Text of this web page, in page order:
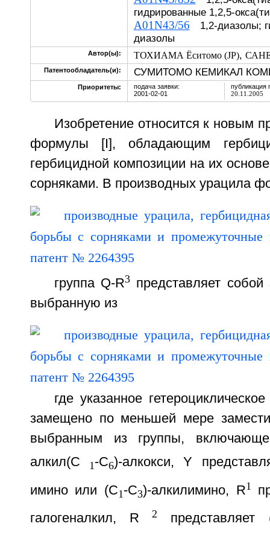
гидрированные 1,2,5-
A01N43/56 1,2-диазолы;
диазолы
Автор(ы): ТОХИАМА Ёситомо (JP),
Патентообладатель(и): СУМИТОМО КЕМИКАЛ
Приоритеты:
подача заявки:
2001-02-01
публикация
20.11.2005
Изобретение относится к новым
формулы [I], обладающим
гербицидной композиции на их
сорняками. В производных урацила
группа Q-R3представляет собой
выбранную из
где указанное
замещено по меньшей мере
выбранным из группы,
алкил(С 1-С6)-алкокси, Y
имино или (С1-С3)-алкилимино, R1
галогеналкил, R 2
представляет